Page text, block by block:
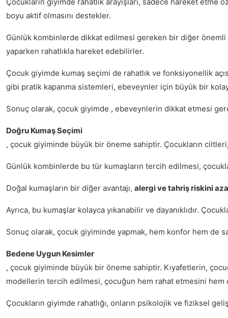
Çocukların giyimde rahatlık arayışları, sadece hareket etme
boyu aktif olmasını destekler.
Günlük kombinlerde dikkat edilmesi gereken bir diğer
yaparken rahatlıkla hareket edebilirler.
Çocuk giyimde kumaş seçimi de rahatlık ve fonksiyonellik
gibi pratik kapanma sistemleri, ebeveynler için büyük bir
Sonuç olarak, çocuk giyimde , ebeveynlerin dikkat etmesi
Doğru Kumaş Seçimi
, çocuk giyiminde büyük bir öneme sahiptir. Çocukların
Günlük kombinlerde bu tür kumaşların tercih edilmesi,
Doğal kumaşların bir diğer avantajı, alergi ve tahriş riskini
Ayrıca, bu kumaşlar kolayca yıkanabilir ve dayanıklıdır.
Sonuç olarak, çocuk giyiminde yapmak, hem konfor hem de
Bedene Uygun Kesimler
, çocuk giyiminde büyük bir öneme sahiptir. Kıyafetlerin,
modellerin tercih edilmesi, çocuğun hem rahat etmesini hem
Çocukların giyimde rahatlığı, onların psikolojik ve fiziksel